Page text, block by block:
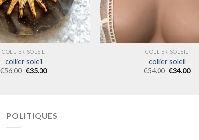
COLLIER SOLEIL
collier soleil
€56.00 €35.00
COLLIER SOLEIL
collier soleil
€54.00 €34.00
POLITIQUES